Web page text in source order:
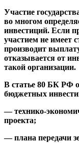
Участие
во многом
инвестиций. Если
участием не имеет
производит
отказывается от
такой организации.
В статье 80 БК РФ
бюджетных
— технико-
проекта;
— плана передачи